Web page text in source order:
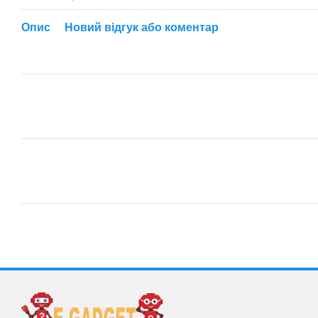
Опис Новий відгук або коментар